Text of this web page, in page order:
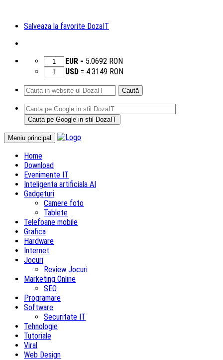
Salveaza la favorite DozaIT
EUR = 5.0692 RON
USD = 4.3149 RON
Caută
după:
Meniu principal
Sari
Home
Download
Evenimente IT
Inteligenta artificiala AI
Gadgeturi
Camere foto
Tablete
Telefoane mobile
Grafica
Hardware
Internet
Jocuri
Review Jocuri
Marketing Online
SEO
Programare
Software
Securitate IT
Tehnologie
Tutoriale
Viral
Web Design